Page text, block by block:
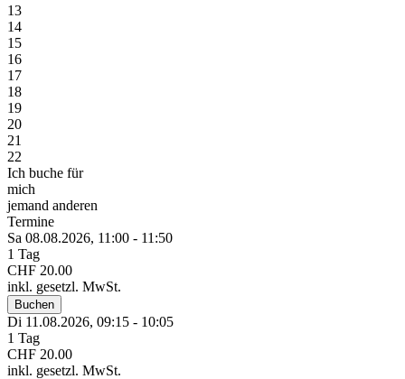
13
14
15
16
17
18
19
20
21
22
Ich buche für
mich
jemand anderen
Termine
Sa 08.08.2026, 11:00 - 11:50
1 Tag
CHF 20.00
inkl. gesetzl. MwSt.
Buchen
Di 11.08.2026, 09:15 - 10:05
1 Tag
CHF 20.00
inkl. gesetzl. MwSt.